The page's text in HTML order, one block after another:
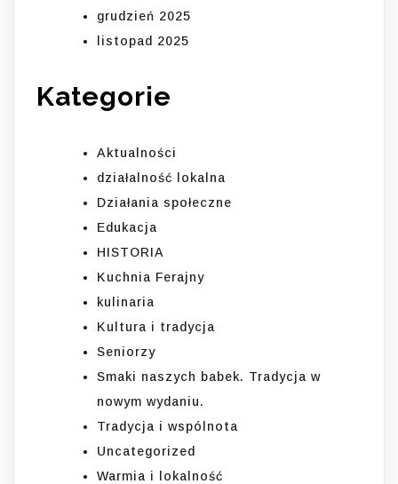
grudzień 2025
listopad 2025
Kategorie
Aktualności
działalność lokalna
Działania społeczne
Edukacja
HISTORIA
Kuchnia Ferajny
kulinaria
Kultura i tradycja
Seniorzy
Smaki naszych babek. Tradycja w
nowym wydaniu.
Tradycja i wspólnota
Uncategorized
Warmia i lokalność